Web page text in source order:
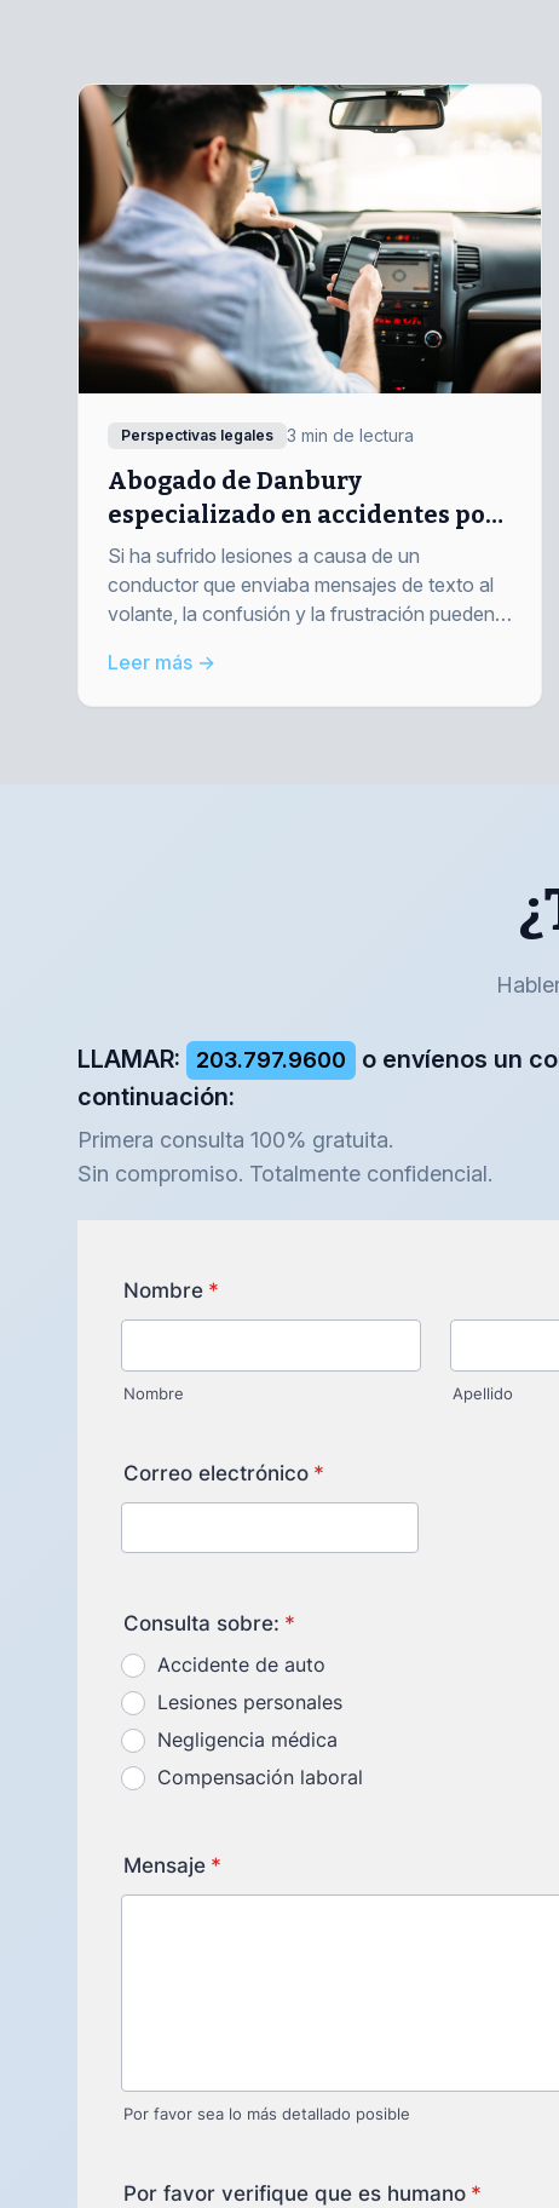
Perspectivas legales 3 min de lectura
Abogado de Danbury
especializado en accidentes por
enviar mensajes de texto
mientras se conduce
Si ha sufrido lesiones a causa de un
conductor que enviaba mensajes de texto al
volante, la confusión y la frustración pueden
ayudamos a las víctimas a recuperarse física,
Leer más →
LLAMAR: 203.797.9600
o envíenos un
continuación:
Primera consulta 100% gratuita.
Sin compromiso. Totalmente confidencial.